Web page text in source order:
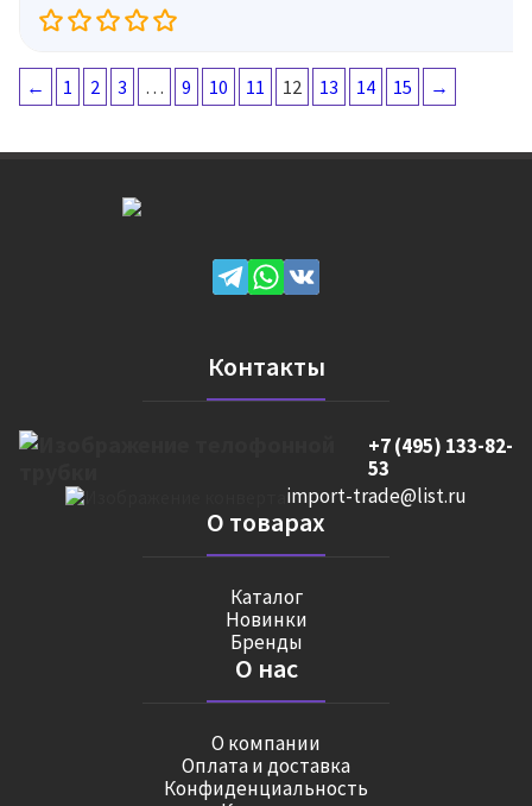
← 1 2 3 … 9 10 11 12 13 14 15 →
Контакты
+7 (495) 133-82-
53
import-trade@list.ru
О товарах
Каталог
Новинки
Бренды
О нас
О компании
Оплата и доставка
Конфиденциальность